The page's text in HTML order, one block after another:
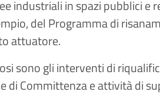
industriali in spazi pubblici e
del Programma di
attuatore.
sono gli interventi di
di Committenza e attività di